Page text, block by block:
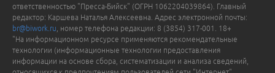
ответственностью "Пресса-Бийск" (ОГРН 1062204039864). Главный
редактор: Каршева Наталья Алексеевна. Адрес электронной почты:
br@biwork.ru , номер телефона редакции: 8 (3854) 317-001. 18+
"На информационном ресурсе применяются рекомендательные
технологии (информационные технологии предоставления
информации на основе сбора, систематизации и анализа сведений,